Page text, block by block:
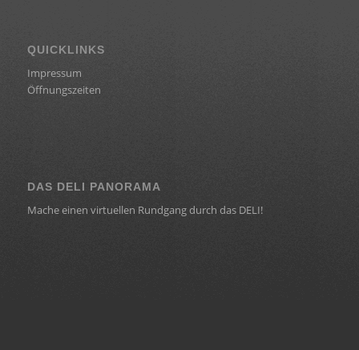
QUICKLINKS
Impressum
Öffnungszeiten
DAS DELI PANORAMA
Mache einen virtuellen Rundgang durch das DELI!